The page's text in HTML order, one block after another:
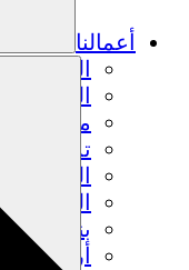
أعمالنا
الزراعة
التعافي
مياه نظيفة
تمكين
الشباب
الحفاظ
بناء
أرصدة